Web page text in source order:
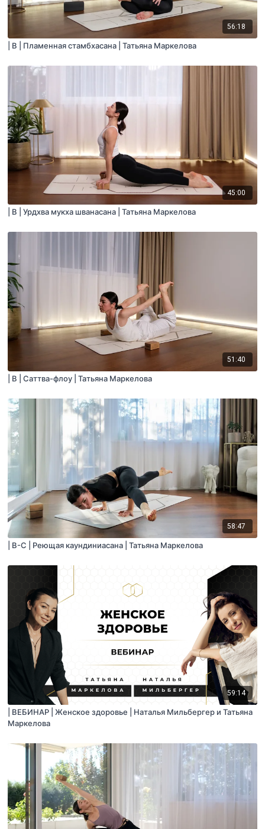
56:18
| B | Пламенная стамбхасана | Татьяна Маркелова
45:00
| B | Урдхва мукха шванасана | Татьяна Маркелова
51:40
| B | Саттва-флоу | Татьяна Маркелова
58:47
| B-C | Реющая каундиниасана | Татьяна Маркелова
59:14
| ВЕБИНАР | Женское здоровье | Наталья Мильбергер и Татьяна
Маркелова